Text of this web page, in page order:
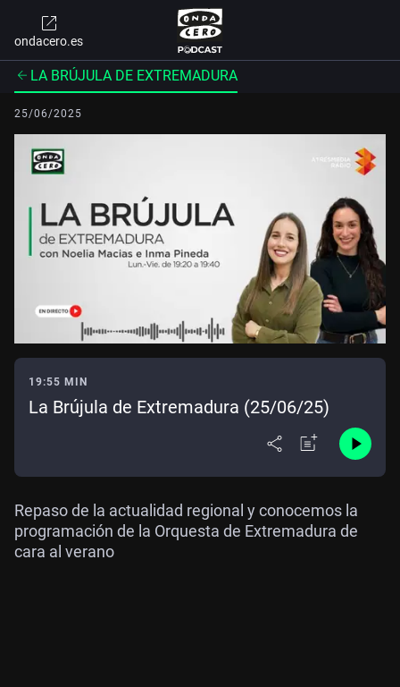
ondacero.es
LA BRÚJULA DE EXTREMADURA
25/06/2025
19:55 MIN
La Brújula de Extremadura (25/06/25)
Repaso de la actualidad regional y conocemos la
programación de la Orquesta de Extremadura de
cara al verano